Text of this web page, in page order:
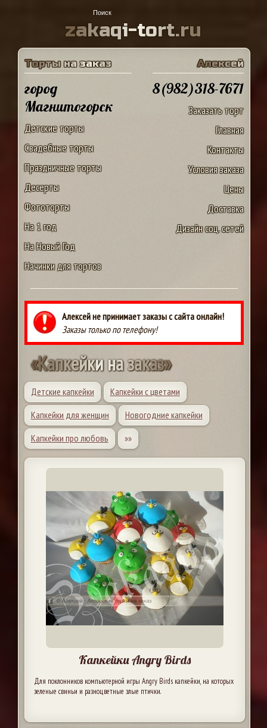
zakaqi-tort.ru
Торты на заказ
город
Магнитогорск
Детские торты
Свадебные торты
Праздничные торты
Десерты
Фототорты
На 1 год
На Новый Год
Начинки для тортов
Алексей
8(982)318-7671
Заказать торт
Главная
Контакты
Условия заказа
Цены
Доставка
Дизайн соц. сетей
Алексей не принимает заказы с сайта онлайн!
Заказы только по телефону!
«Капкейкиназаказ»
Детские капкейки
Капкейки с цветами
Капкейки для женщин
Новогодние капкейки
Капкейки про любовь
»»
Капкейки Angry Birds
Для поклонников компьютерной игры Angry Birds капкейки, на которых
зеленые свиньи и разноцветные злые птички.